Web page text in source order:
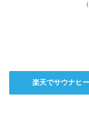
楽天でサウナヒ